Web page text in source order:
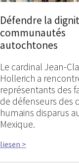
Défendre la
communautés
autochtones
Le cardinal Jean-
Hollerich a
représentants des
de défenseurs des
humains disparus
Mexique.
liesen >